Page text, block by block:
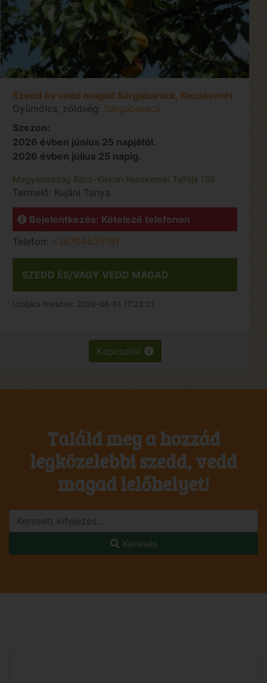
Szedd és vedd magad Sárgabarack, Kecskemét
Gyümölcs, zöldség: Sárgabarack
Szezon:
2026 évben június 25 napjától.
2026 évben július 25 napig.
Magyarország Bács-Kiskun Kecskemét Talfája 139.
Termelő: Kujáni Tanya
Bejelentkezés: Kötelező telefonon
Telefon: +36704535191
SZEDD ÉS/VAGY VEDD MAGAD
Utoljára frissítve: 2026-06-01 17:23:21
Kapcsolat
Találd meg a hozzád
legközelebbi szedd, vedd
magad lelőhelyet!
Keresés